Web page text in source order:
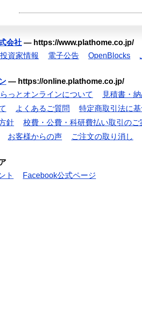
会社 — https://www.plathome.co.jp/
資家情報 電子公告 OpenBlocks
— https://online.plathome.co.jp/
っとオンラインについて
見積書・
よくあるご質問
特定商取引法に
針
校費・公費・科研費払い取引のご
お客様からの声 ご注文の取り消し
ト
Facebook公式ページ